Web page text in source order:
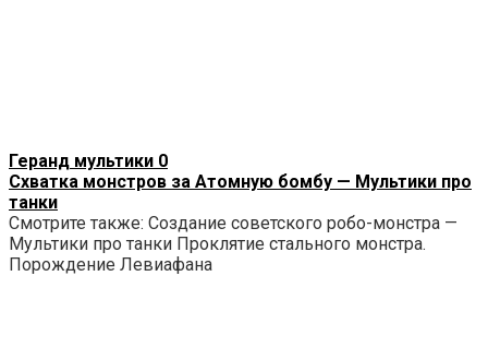
Геранд мультики 0
Схватка монстров за Атомную бомбу — Мультики про
танки
Смотрите также: Создание советского робо-монстра —
Мультики про танки Проклятие стального монстра.
Порождение Левиафана